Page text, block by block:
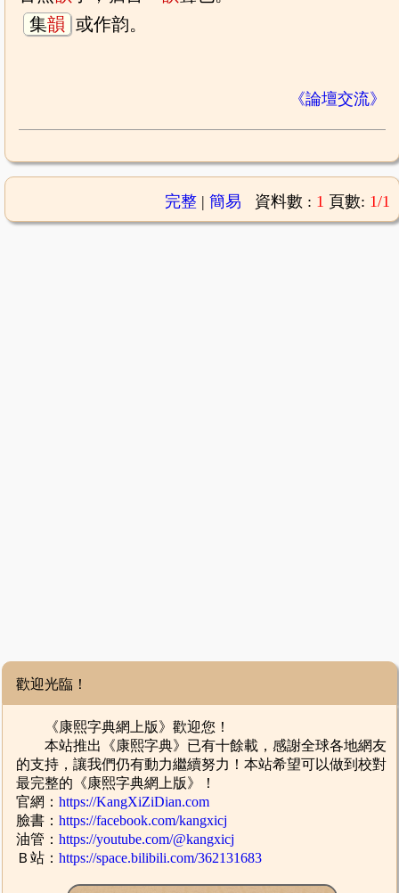
集韻 或作韵。
《論壇交流》
完整| 簡易 資料數 : 1 頁數: 1/1
歡迎光臨！
《康熙字典網上版》歡迎您！
本站推出《康熙字典》已有十餘載，感謝全球各地網友
的支持，讓我們仍有動力繼續努力！本站希望可以做到校對
最完整的《康熙字典網上版》！
官網：https://KangXiZiDian.com
臉書：https://facebook.com/kangxicj
油管：https://youtube.com/@kangxicj
Ｂ站：https://space.bilibili.com/362131683